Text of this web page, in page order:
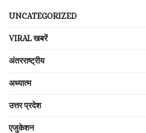
UNCATEGORIZED
VIRAL खबरें
अंतरराष्ट्रीय
अध्यात्म
उत्तर प्रदेश
एजुकेशन